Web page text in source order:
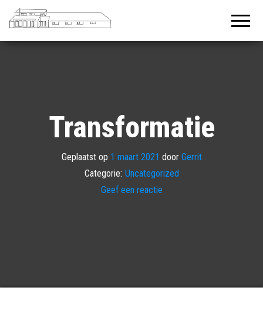
Transformatie
Geplaatst op 1 maart 2021 door Gerrit
Categorie: Uncategorized
Geef een reactie